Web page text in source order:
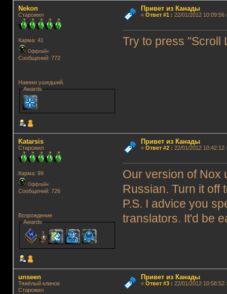
Nekon
Старожил
Карма: 41
Оффлайн
Сообщений: 772
Навеки ушедший.
Awards
Привет из Канады
« Ответ #1 : 22/01/2012 10:09:56
Try to press "Scroll
Katarsis
Старожил
Карма: 99
Оффлайн
Сообщений: 726
Возрождение
Awards
Привет из Канады
« Ответ #2: 22/01/2012 10:42:12
Our version of Nox
Russian. Turn it off
P.S. I advice you
translators. It'd be
unseen
Тяжёлый клинок
Старожил
Привет из Канады
« Ответ #3: 22/01/2012 10:58:52